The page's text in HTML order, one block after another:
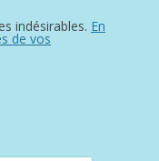
indésirables. En
de vos